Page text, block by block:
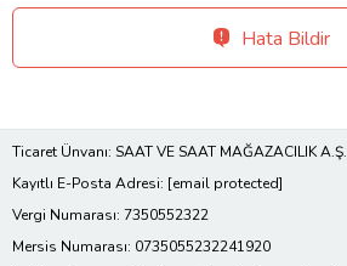
Hata Bildir
Ticaret Ünvanı: SAAT VE SAAT MAĞAZACILIK A.Ş.
Kayıtlı E-Posta Adresi: [email protected]
Vergi Numarası: 7350552322
Mersis Numarası: 0735055232241920